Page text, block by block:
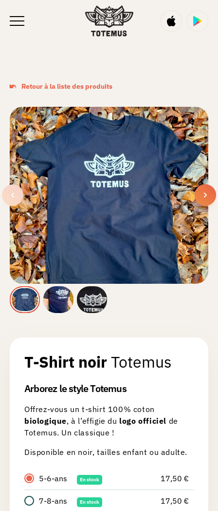
Retour à la liste des produits
T-Shirt noirTotemus
Arborez le style Totemus
Offrez-vous un t-shirt 100% coton
biologique, à l’effigie du logo officiel de
Totemus. Un classique !
Disponible en noir, tailles enfant ou adulte.
5-6-ans En stock 17,50 €
7-8-ans En stock 17,50 €